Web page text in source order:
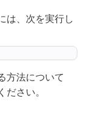
は、次を実行し
方法について
ださい。